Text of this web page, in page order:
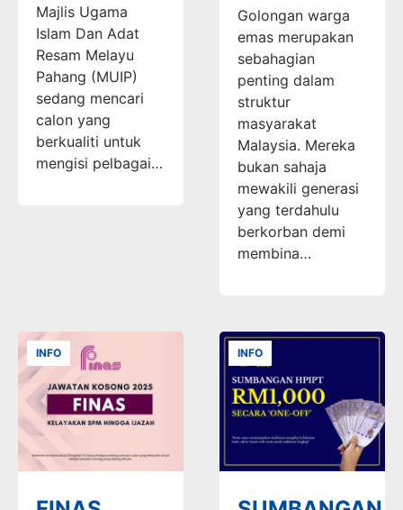
Majlis Ugama
Islam Dan Adat
Resam Melayu
Pahang (MUIP)
sedang mencari
calon yang
berkualiti untuk
mengisi pelbagai…
Golongan warga
emas merupakan
sebahagian
penting dalam
struktur
masyarakat
Malaysia. Mereka
bukan sahaja
mewakili generasi
yang terdahulu
berkorban demi
membina…
INFO INFO